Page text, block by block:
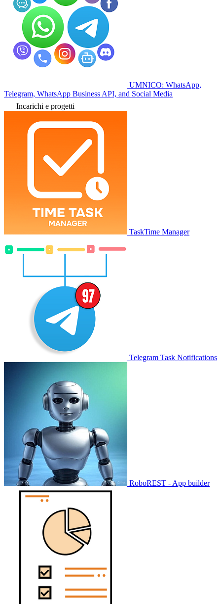
UMNICO: WhatsApp,
Telegram, WhatsApp Business API, and Social Media
Incarichi e progetti
TaskTime Manager
Telegram Task Notifications
RoboREST - App builder